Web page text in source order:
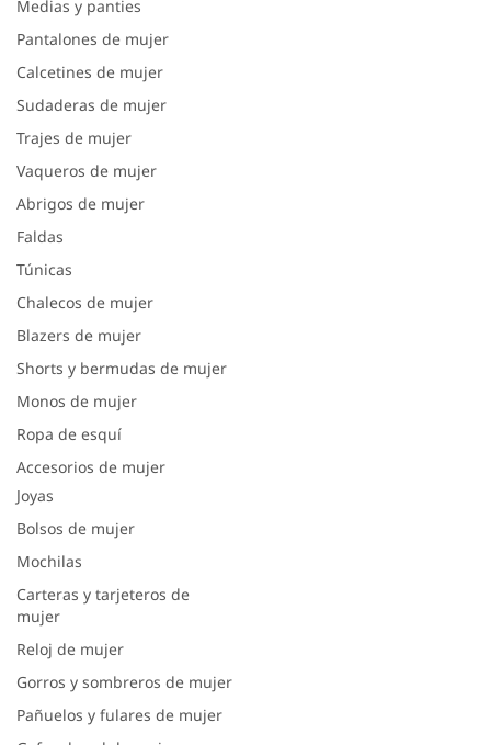
Medias y panties
Pantalones de mujer
Calcetines de mujer
Sudaderas de mujer
Trajes de mujer
Vaqueros de mujer
Abrigos de mujer
Faldas
Túnicas
Chalecos de mujer
Blazers de mujer
Shorts y bermudas de mujer
Monos de mujer
Ropa de esquí
Accesorios de mujer
Joyas
Bolsos de mujer
Mochilas
Carteras y tarjeteros de
mujer
Reloj de mujer
Gorros y sombreros de mujer
Pañuelos y fulares de mujer